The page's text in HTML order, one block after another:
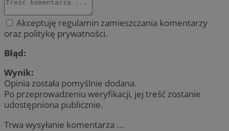
Akceptuję regulamin zamieszczania komentarzy
oraz politykę prywatności.
Błąd:
Wynik:
Opinia została pomyślnie dodana.
Po przeprowadzeniu weryfikacji, jej treść zostanie
udostępniona publicznie.
Trwa wysyłanie komentarza ...